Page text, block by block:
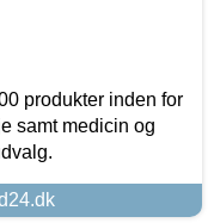
produkter inden for
samt medicin og